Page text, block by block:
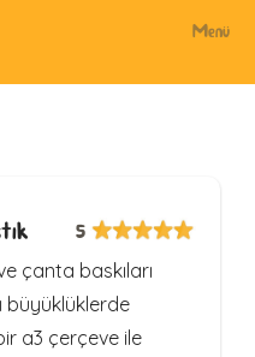
Menü
5
çanta baskıları
büyüklüklerde
a3 çerçeve ile